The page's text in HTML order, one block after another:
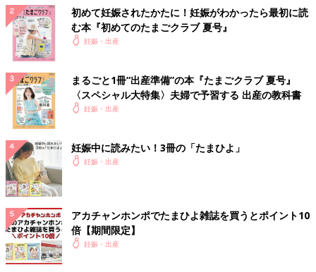
初めて妊娠されたかたに！妊娠がわかったら最初に読
む本『初めてのたまごクラブ 夏号』
妊娠・出産
まるごと1冊“出産準備”の本『たまごクラブ 夏号』
〈スペシャル大特集〉夫婦で予習する 出産の教科書
妊娠・出産
妊娠中に読みたい！3冊の「たまひよ」
妊娠・出産
アカチャンホンポでたまひよ雑誌を買うとポイント10
倍【期間限定】
妊娠・出産